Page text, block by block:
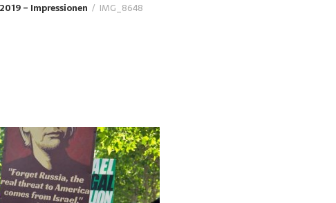
– Impressionen IMG_8648